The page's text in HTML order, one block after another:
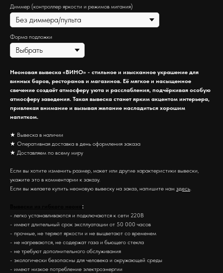
Диммер (контроллер яркости и режимов мигания)
Форма подложки
Неоновая вывеска «ВИНО» - стильное и изысканное украшение для
винных баров, ресторанов и магазинов. Её мягкое и насыщенное
свечение создаёт атмосферу уюта и расслабления, подчёркивая особую
атмосферу заведения. Такая вывеска станет ярким акцентом интерьера,
привлекая внимание и вызывая желание насладиться хорошим
напитком.
★ Вывеска в наличии
★ Оперативная доставка в день оформления заказа
★ Доставляем по всему миру
Если вы хотите изменить размер, макет или другие характеристики вывески,
укажите это в комментарии к заказу.
Если вы желаете купить неоновую вывеску на заказ, напишите нам здесь.
:
- легко устанавливаются и подключаются к сети 220В
- имеют длительный срок эксплуатации от 50 000 часов
- прочные, не теряют яркости и не выцветают со временем
- не нагреваются, не содержат газа и бьющего стекла
- не требуют дополнительного обслуживания
- экологически безопасны для человека и окружающей среды
- имеют низкое потребление электроэнергии